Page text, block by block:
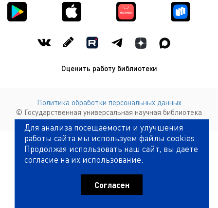
Оценить работу библиотеки
Политика обработки персональных данных
© Государственная универсальная научная библиотека
Красноярского края (КГАУК ГУНБ КК)
РАЗРАБОТКА САЙТА
Для анализа посещаемости и улучшения
работы сайта мы используем файлы cookies.
Продолжая использовать наш сайт, вы даете
согласие на их использование.